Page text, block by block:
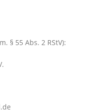
§ 55 Abs. 2 RStV):